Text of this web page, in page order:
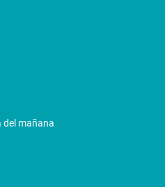
del mañana